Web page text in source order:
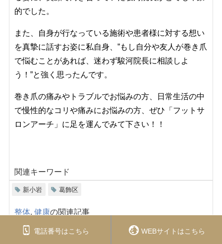
的でした。
また、自身が行なっている施術や患者様に対する想い
を真摯に話すお姿に私自身、”もし自分や友人が巻き爪
で悩むことがあれば、迷わず駿河院長に相談しよ
う！”と強く思ったんです。
巻き爪の痛みやトラブルでお悩みの方、日常生活の中
で慢性的なコリや痛みにお悩みの方、ぜひ「フットサ
ロンアーチ」に足を運んでみて下さい！！
関連キーワード
新小岩 葛飾区
整体, 健康の関連記事
【美容と治療が叶う場所】美療サロン うらら｜
電話番号はこちら WEBサイトはこちら